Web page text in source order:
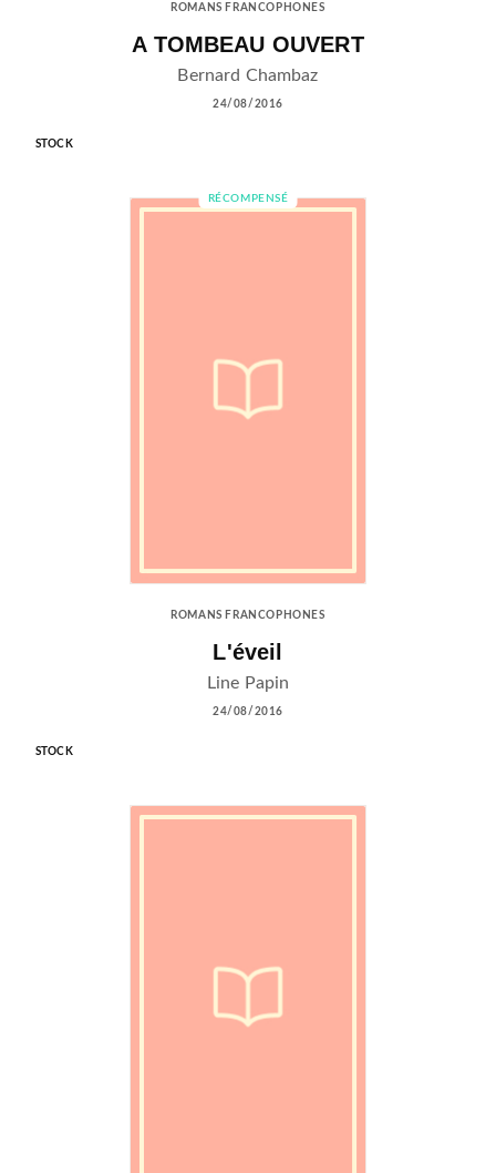
ROMANS FRANCOPHONES
A TOMBEAU OUVERT
Bernard Chambaz
24/08/2016
STOCK
RÉCOMPENSÉ
ROMANS FRANCOPHONES
L'éveil
Line Papin
24/08/2016
STOCK